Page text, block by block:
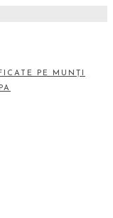
PE MUNȚI